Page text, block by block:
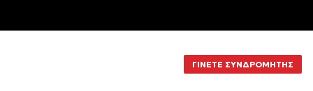
ΓΙΝΕΤΕ ΣΥΝΔΡΟΜΗΤΗΣ